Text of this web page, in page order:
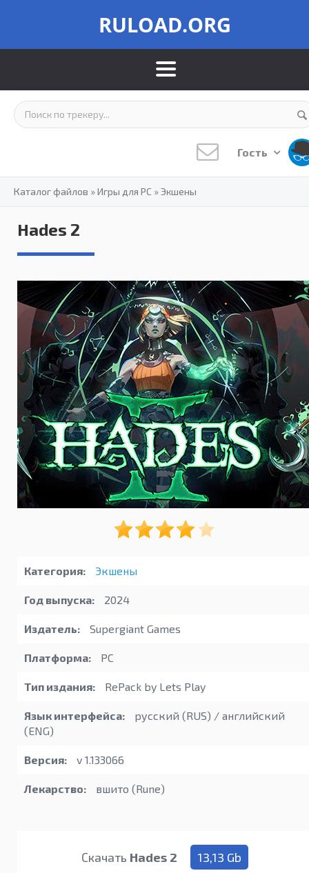
RULOAD.ORG
Гость
Каталог файлов »Игры для PC »Экшены
Hades 2
Категория: Экшены
Год выпуска: 2024
Издатель: Supergiant Games
Платформа: PC
Тип издания: RePack by Lets Play
Язык интерфейса:
русский (RUS) / английский
(ENG)
Версия: v 1.133066
Лекарство: вшито (Rune)
Скачать Hades 2 13,13 Gb